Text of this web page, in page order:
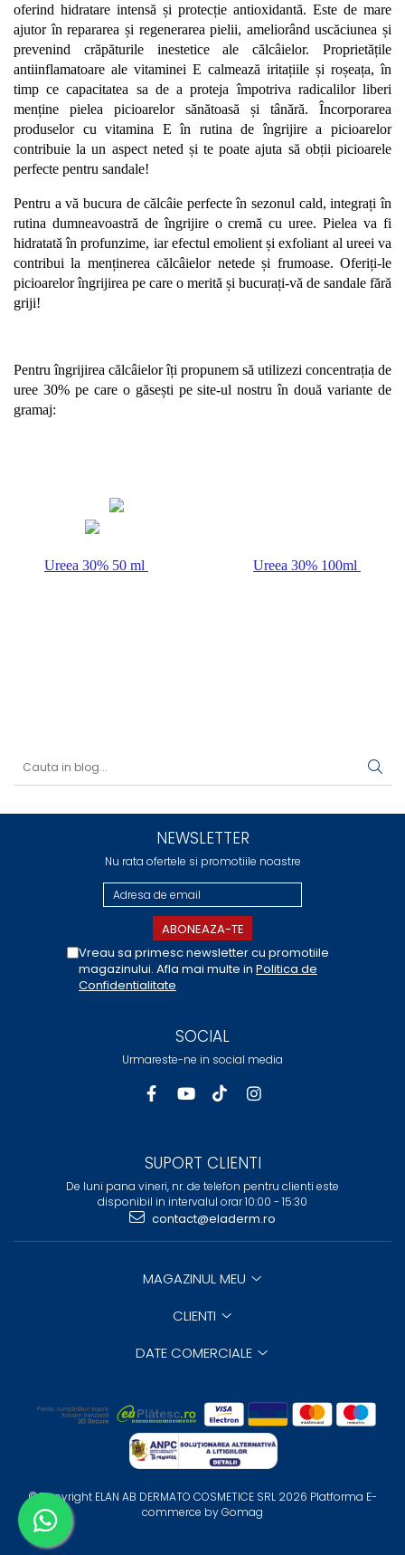
oferind hidratare intensă și protecție antioxidantă. Este de mare
ajutor în repararea și regenerarea pielii, ameliorând uscăciunea și
prevenind crăpăturile inestetice ale călcâielor. Proprietățile
antiinflamatoare ale vitaminei E calmează iritațiile și roșeața, în
timp ce capacitatea sa de a proteja împotriva radicalilor liberi
menține pielea picioarelor sănătoasă și tânără. Încorporarea
produselor cu vitamina E în rutina de îngrijire a picioarelor
contribuie la un aspect neted și te poate ajuta să obții picioarele
perfecte pentru sandale!
Pentru a vă bucura de călcâie perfecte în sezonul cald, integrați în
rutina dumneavoastră de îngrijire o cremă cu uree. Pielea va fi
hidratată în profunzime, iar efectul emolient și exfoliant al ureei va
contribui la menținerea călcâielor netede și frumoase. Oferiți-le
picioarelor îngrijirea pe care o merită și bucurați-vă de sandale fără
griji!
Pentru îngrijirea călcâielor îți propunem să utilizezi concentrația de
uree 30% pe care o găsești pe site-ul nostru în două variante de
gramaj:
Ureea 30% 50 ml Ureea 30% 100ml
NEWSLETTER
Nu rata ofertele si promotiile noastre
Vreau sa primesc newsletter cu promotiile
magazinului. Afla mai multe in Politica de
Confidentialitate
SOCIAL
Urmareste-ne in social media
SUPORT CLIENTI
De luni pana vineri, nr. de telefon pentru clienti este
disponibil in intervalul orar 10:00 - 15:30
contact@eladerm.ro
MAGAZINUL MEU
CLIENTI
DATE COMERCIALE
©Copyright ELAN AB DERMATO COSMETICE SRL 2026 Platforma E-
commerce by Gomag